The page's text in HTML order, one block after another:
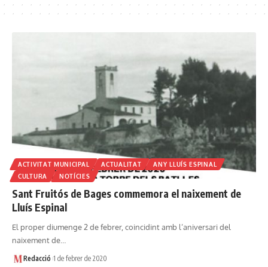
ACTIVITAT MUNICIPAL ACTUALITAT
ANY LLUÍS ESPINAL
CULTURA
NOTÍCIES
Sant Fruitós de Bages commemora el naixement de
Lluís Espinal
El proper diumenge 2 de febrer, coincidint amb l’aniversari del
naixement de…
Redacció 1 de febrer de 2020